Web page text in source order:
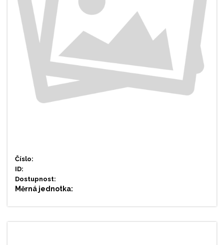
Číslo:
ID:
Dostupnost:
Měrná jednotka: